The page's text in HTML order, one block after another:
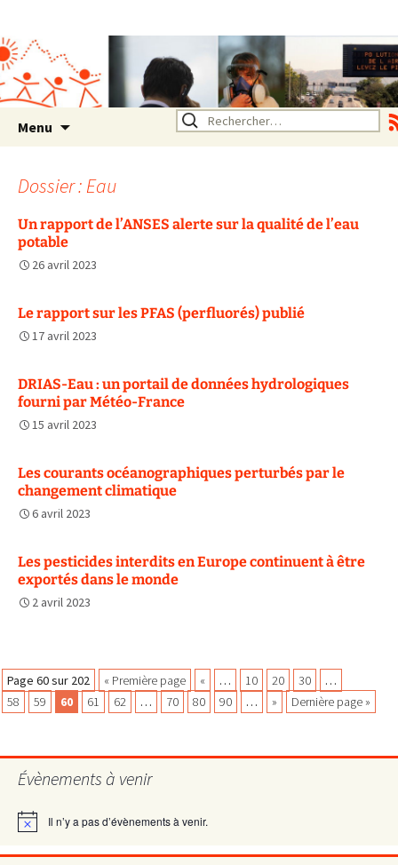
Rhône Alpes
Un environnement sain pour
la santé de tous
Menu Rechercher :
Dossier : Eau
Un rapport de l’ANSES alerte sur la qualité de l’eau
potable
26 avril 2023
Le rapport sur les PFAS (perfluorés) publié
17 avril 2023
DRIAS-Eau : un portail de données hydrologiques
fourni par Météo-France
15 avril 2023
Les courants océanographiques perturbés par le
changement climatique
6 avril 2023
Les pesticides interdits en Europe continuent à être
exportés dans le monde
2 avril 2023
Navigation
des
articles
Page 60 sur 202 « Première page « … 10 20 30
…
58
59 60 61 62 … 70 80 90 … » Dernière page »
Évènements à venir
Notice Il n’y a pas d’évènements à venir.